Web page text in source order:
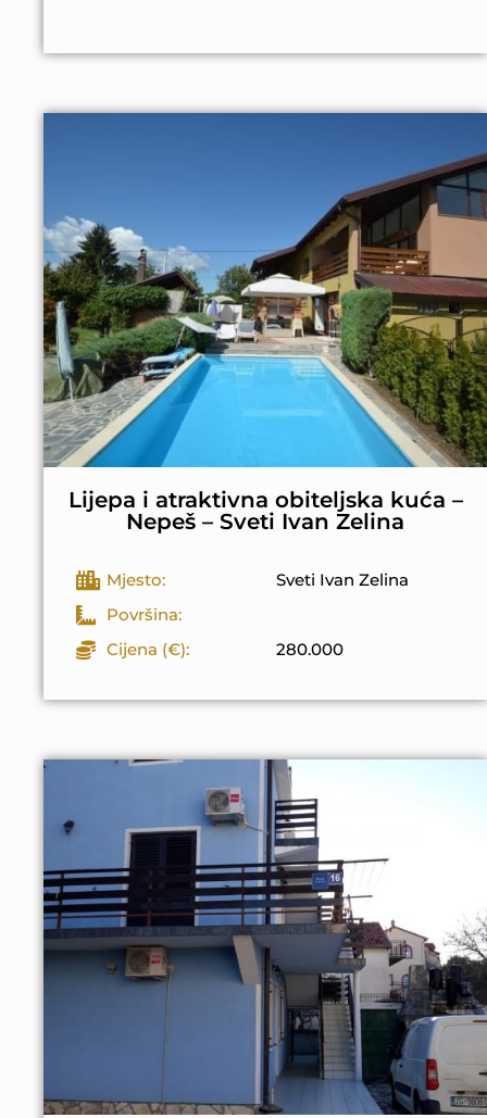
Lijepa i atraktivna obiteljska kuća –
Nepeš – Sveti Ivan Zelina
Mjesto:
Sveti Ivan Zelina
Površina:
Cijena (€):
280.000